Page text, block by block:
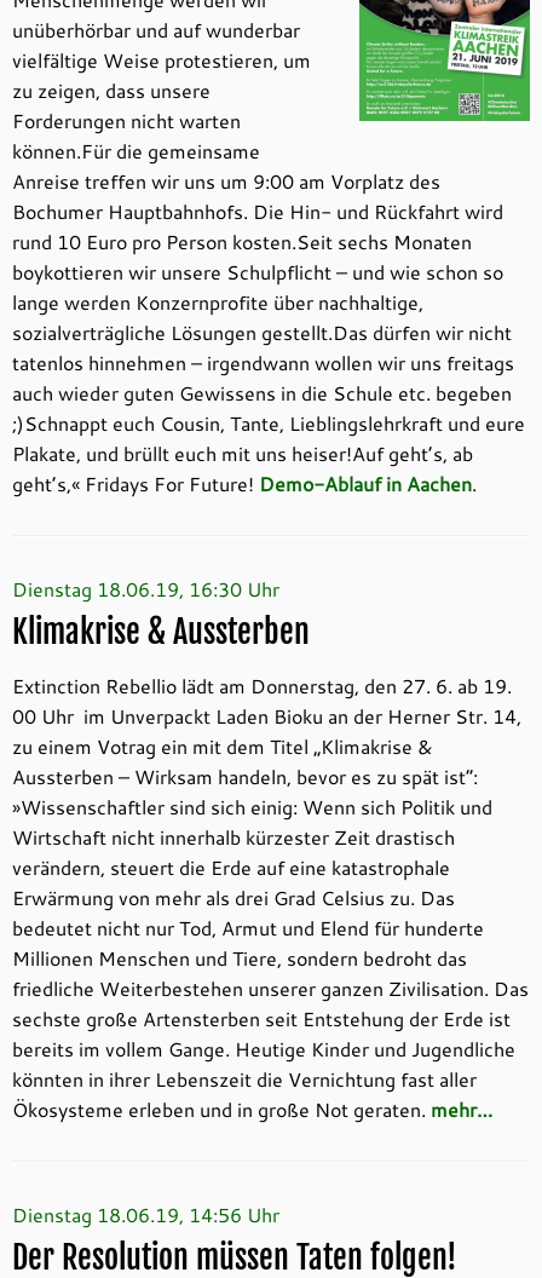
unüberhörbar und auf wunderbar
vielfältige Weise protestieren, um
zu zeigen, dass unsere
Forderungen nicht warten
können.Für die gemeinsame
Anreise treffen wir uns um 9:00 am Vorplatz des
Bochumer Hauptbahnhofs. Die Hin- und Rückfahrt wird
rund 10 Euro pro Person kosten.Seit sechs Monaten
boykottieren wir unsere Schulpflicht – und wie schon so
lange werden Konzernprofite über nachhaltige,
sozialverträgliche Lösungen gestellt.Das dürfen wir nicht
tatenlos hinnehmen – irgendwann wollen wir uns freitags
auch wieder guten Gewissens in die Schule etc. begeben
;)Schnappt euch Cousin, Tante, Lieblingslehrkraft und eure
Plakate, und brüllt euch mit uns heiser!Auf geht’s, ab
geht’s,« Fridays For Future! Demo-Ablauf in Aachen.
Dienstag 18.06.19, 16:30 Uhr
Klimakrise & Aussterben
Extinction Rebellio lädt am Donnerstag, den 27. 6. ab 19.
00 Uhr im Unverpackt Laden Bioku an der Herner Str. 14,
zu einem Votrag ein mit dem Titel „Klimakrise &
Aussterben – Wirksam handeln, bevor es zu spät ist“:
»Wissenschaftler sind sich einig: Wenn sich Politik und
Wirtschaft nicht innerhalb kürzester Zeit drastisch
verändern, steuert die Erde auf eine katastrophale
Erwärmung von mehr als drei Grad Celsius zu. Das
bedeutet nicht nur Tod, Armut und Elend für hunderte
Millionen Menschen und Tiere, sondern bedroht das
friedliche Weiterbestehen unserer ganzen Zivilisation. Das
sechste große Artensterben seit Entstehung der Erde ist
bereits im vollem Gange. Heutige Kinder und Jugendliche
könnten in ihrer Lebenszeit die Vernichtung fast aller
Ökosysteme erleben und in große Not geraten. mehr…
Dienstag 18.06.19, 14:56 Uhr
Der Resolution müssen Taten folgen!